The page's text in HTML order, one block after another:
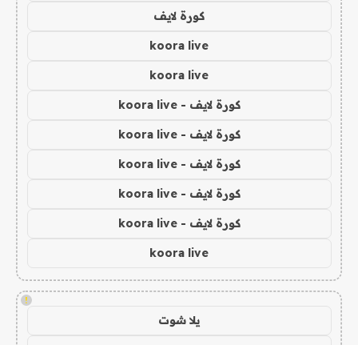
كورة لايف
koora live
koora live
كورة لايف - koora live
كورة لايف - koora live
كورة لايف - koora live
كورة لايف - koora live
كورة لايف - koora live
koora live
!
يلا شوت